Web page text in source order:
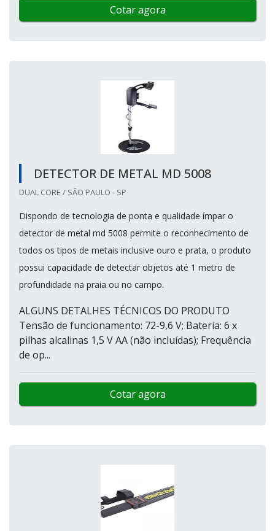
Cotar agora
DETECTOR DE METAL MD 5008
DUAL CORE / SÃO PAULO - SP
Dispondo de tecnologia de ponta e qualidade ímpar o
detector de metal md 5008 permite o reconhecimento de
todos os tipos de metais inclusive ouro e prata, o produto
possui capacidade de detectar objetos até 1 metro de
profundidade na praia ou no campo.
ALGUNS DETALHES TÉCNICOS DO PRODUTO
Tensão de funcionamento: 72-9,6 V; Bateria: 6 x
pilhas alcalinas 1,5 V AA (não incluídas); Frequência
de op...
Cotar agora